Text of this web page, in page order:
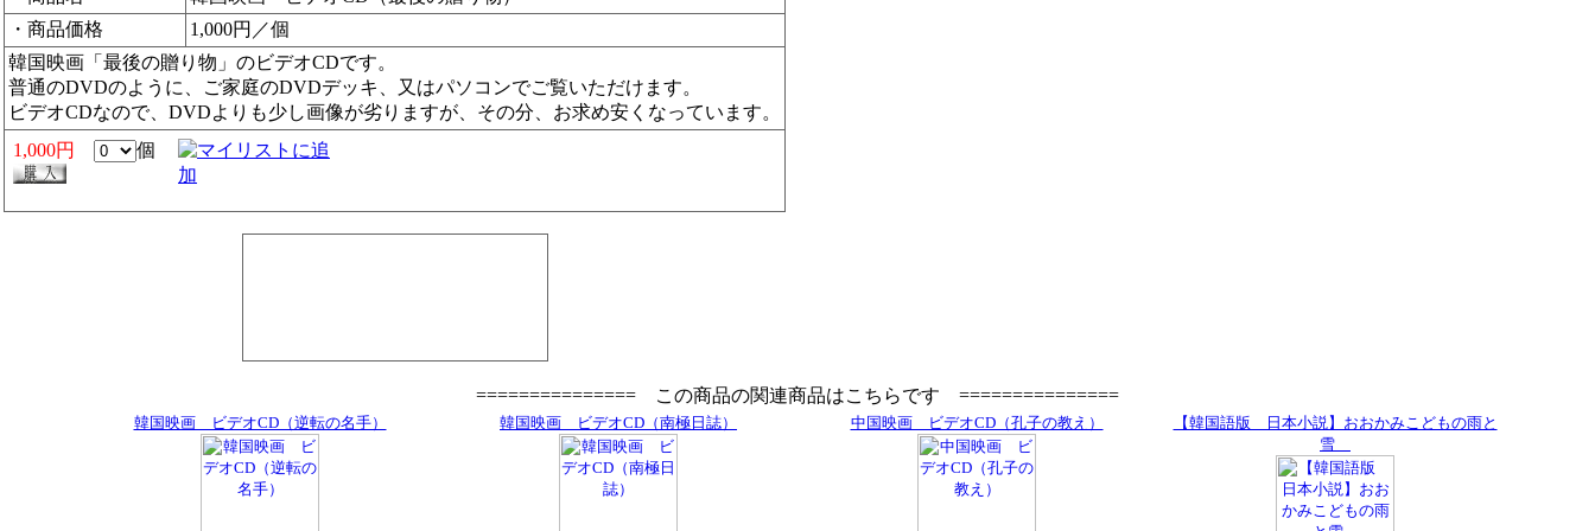
・商品価格
1,000円／個
韓国映画「最後の贈り物」のビデオCDです。
普通のDVDのように、ご家庭のDVDデッキ、又はパソコンでご覧いただけます。
ビデオCDなので、DVDよりも少し画像が劣りますが、その分、お求め安くなっています。
1,000円
個
=============== この商品の関連商品はこちらです ===============
韓国映画 ビデオCD（逆転の名手） 韓国映画 ビデオCD（南極日誌） 中国映画 ビデオCD（孔子の教え）
【韓国語版 日本小説】おおかみこどもの雨と
雪